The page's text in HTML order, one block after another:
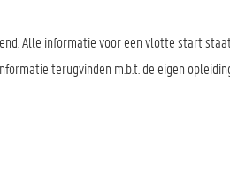
Alle informatie voor een vlotte start
terugvinden m.b.t. de eigen